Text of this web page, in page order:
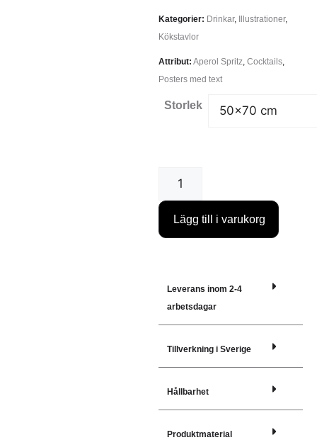
Kategorier: Drinkar, Illustrationer,
Kökstavlor
Attribut: Aperol Spritz, Cocktails,
Posters med text
Storlek
Lägg till i varukorg
Leverans inom 2-4
arbetsdagar
Tillverkning i Sverige
Hållbarhet
Produktmaterial